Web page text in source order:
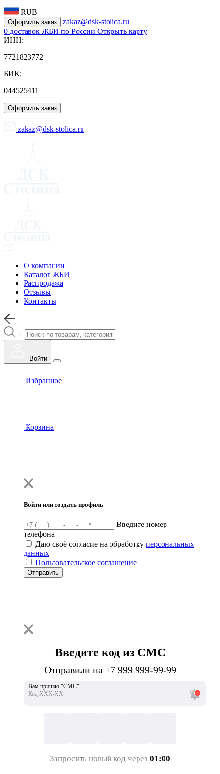
RUB
Оформить заказ
zakaz@dsk-stolica.ru
0 доставок ЖБИ по России Открыть карту
ИНН:
7721823772
БИК:
044525411
Оформить заказ
zakaz@dsk-stolica.ru
О компании
Каталог ЖБИ
Распродажа
Отзывы
Контакты
Войти
Избранное
Корзина
Войти или создать профиль
Введите номер
телефона
Даю своё согласие на обработку персональных
данных
Пользовательское соглашение
Отправить
Введите код из СМС
Отправили на +7 999 999-99-99
Вам пришло "СМС"
Код ХХХ-ХХ
Запросить новый код через 01:00